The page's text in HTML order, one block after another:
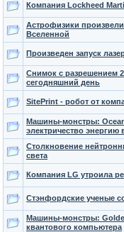
Компания Lockheed
Астрофизики
Вселенной
Произведен запуск
Снимок с разрешением
сегодняшний день
SitePrint - робот от
Машины-монстры:
электричество энергию
Столкновение
света
Компания LG утроила
Стэнфордские ученые
Машины-монстры:
квантового компьютера